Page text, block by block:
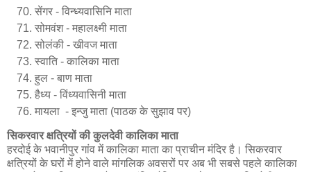
सेंगर - विन्ध्यवासिनि माता
सोमवंश - महालक्ष्मी माता
सोलंकी - खीवज माता
स्वाति - कालिका माता
हुल - बाण माता
हैध्य - विंध्यवासिनी माता
मायला - इन्जुमाता (पाठक के सुझाव पर)
सिकरवार क्षत्रियों की कुलदेवी कालिका माता
हरदोई के भवानीपुर गांव में कालिका माता का प्राचीन मंदिर है। सिकरवार
क्षत्रियों के घरों में होने वाले मांगलिक अवसरों पर अब भी सबसे पहले कालिका